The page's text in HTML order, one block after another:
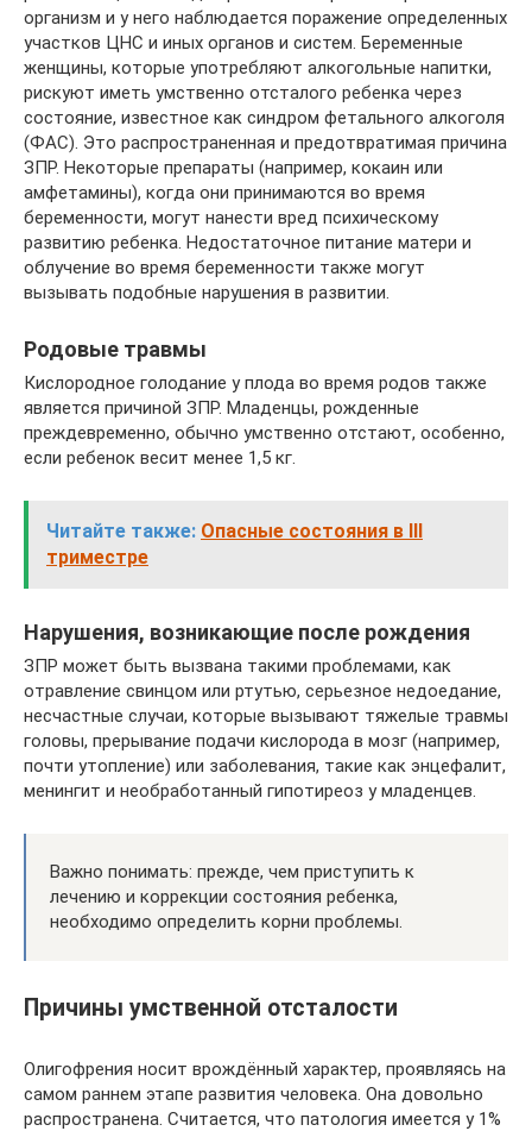
организм и у него наблюдается поражение определенных
участков ЦНС и иных органов и систем. Беременные
женщины, которые употребляют алкогольные напитки,
рискуют иметь умственно отсталого ребенка через
состояние, известное как синдром фетального алкоголя
(ФАС). Это распространенная и предотвратимая причина
ЗПР. Некоторые препараты (например, кокаин или
амфетамины), когда они принимаются во время
беременности, могут нанести вред психическому
развитию ребенка. Недостаточное питание матери и
облучение во время беременности также могут
вызывать подобные нарушения в развитии.
Родовые травмы
Кислородное голодание у плода во время родов также
является причиной ЗПР. Младенцы, рожденные
преждевременно, обычно умственно отстают, особенно,
если ребенок весит менее 1,5 кг.
Читайте также: Опасные состояния в III
триместре
Нарушения, возникающие после рождения
ЗПР может быть вызвана такими проблемами, как
отравление свинцом или ртутью, серьезное недоедание,
несчастные случаи, которые вызывают тяжелые травмы
головы, прерывание подачи кислорода в мозг (например,
почти утопление) или заболевания, такие как энцефалит,
менингит и необработанный гипотиреоз у младенцев.
Важно понимать: прежде, чем приступить к
лечению и коррекции состояния ребенка,
необходимо определить корни проблемы.
Причины умственной отсталости
Олигофрения носит врождённый характер, проявляясь на
самом раннем этапе развития человека. Она довольно
распространена. Считается, что патология имеется у 1%